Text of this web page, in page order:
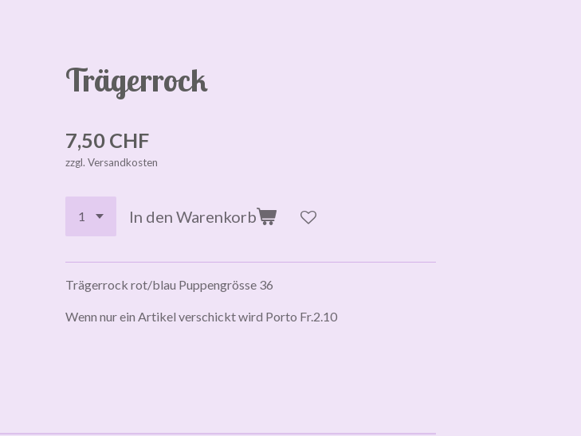
Trägerrock
7,50 CHF
zzgl. Versandkosten
In den Warenkorb
Trägerrock rot/blau Puppengrösse 36
Wenn nur ein Artikel verschickt wird Porto Fr.2.10